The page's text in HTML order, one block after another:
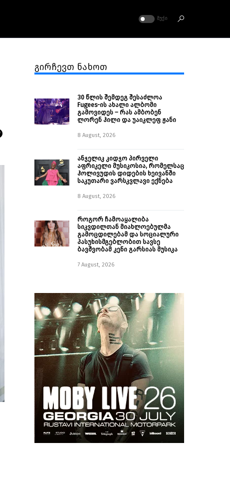
ᲛᲣᲥᲘ
გირჩევთ ნახოთ
30 წლის შემდეგ შესაძლოა
Fugees-ის ახალი ალბომი
გამოვიდეს – რას ამბობენ
ლორენ ჰილი და უაიკლეფ ჟანი
8 August, 2026
ანჯელიკ კიდჯო პირველი
აფრიკელი მუსიკოსია, რომელსაც
ჰოლივუდის დიდების ხეივანში
საკუთარი ვარსკვლავი ექნება
8 August, 2026
როგორ ჩამოაყალიბა
სიკვდილთან მიახლოებულმა
გამოცდილებამ და სოციალური
პასუხისმგებლობით სავსე
ბავშვობამ კენი გარსიას მუსიკა
7 August, 2026